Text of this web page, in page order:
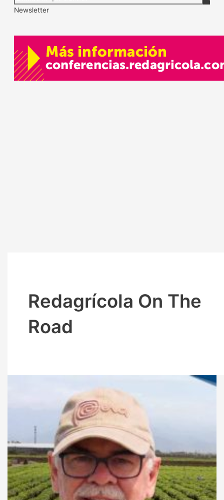
Newsletter
Redagrícola On The
Road